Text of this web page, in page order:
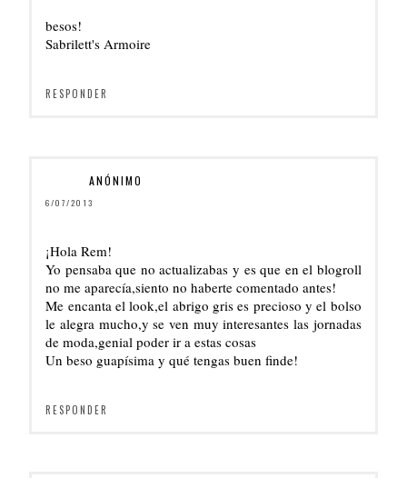
besos!
Sabrilett's Armoire
RESPONDER
ANÓNIMO
6/07/2013
¡Hola Rem!
Yo pensaba que no actualizabas y es que en el blogroll
no me aparecía,siento no haberte comentado antes!
Me encanta el look,el abrigo gris es precioso y el bolso
le alegra mucho,y se ven muy interesantes las jornadas
de moda,genial poder ir a estas cosas
Un beso guapísima y qué tengas buen finde!
RESPONDER